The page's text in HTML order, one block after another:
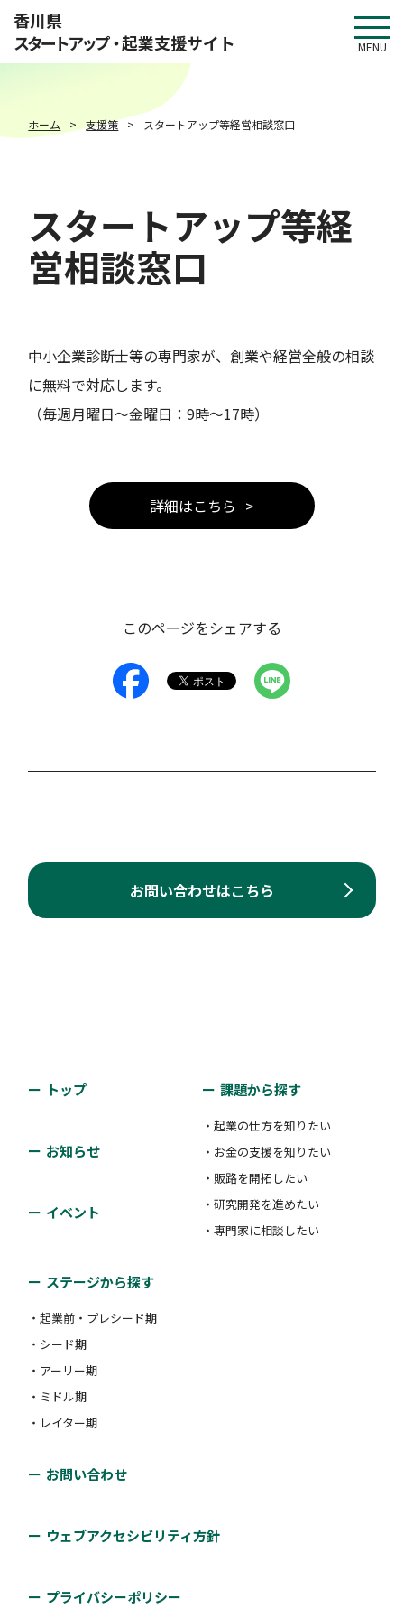
香川県
スタートアップ・起業支援サイト MENU
ホーム 支援策 スタートアップ等経営相談窓口
スタートアップ等経
営相談窓口
中小企業診断士等の専門家が、創業や経営全般の相談
に無料で対応します。
（毎週月曜日～金曜日：9時～17時）
詳細はこちら
このページをシェアする
お問い合わせはこちら
トップ
お知らせ
イベント
課題から探す
・起業の仕方を知りたい
・お金の支援を知りたい
・販路を開拓したい
・研究開発を進めたい
・専門家に相談したい
ステージから探す
・起業前・プレシード期
・シード期
・アーリー期
・ミドル期
・レイター期
お問い合わせ
ウェブアクセシビリティ方針
プライバシーポリシー